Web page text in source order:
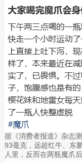
据《消费者报道》杂志
93毫克，远超红牛、东
人里，反而在两瓶魔爪